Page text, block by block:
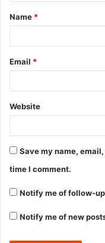
Name *
Email *
Website
Save my name,
time I comment.
Notify me of follow-
Notify me of new